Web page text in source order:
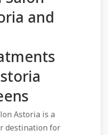
and
Astoria is a
destination for